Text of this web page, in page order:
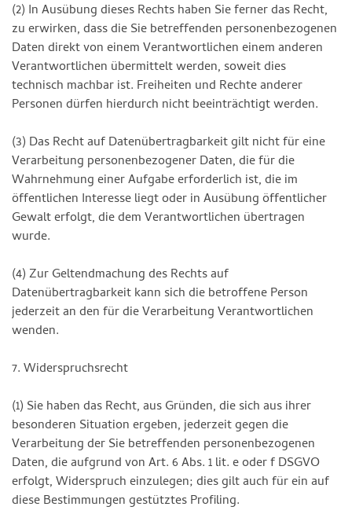
(2) In Ausübung dieses Rechts haben Sie ferner das Recht,
zu erwirken, dass die Sie betreffenden personenbezogenen
Daten direkt von einem Verantwortlichen einem anderen
Verantwortlichen übermittelt werden, soweit dies
technisch machbar ist. Freiheiten und Rechte anderer
Personen dürfen hierdurch nicht beeinträchtigt werden.
(3) Das Recht auf Datenübertragbarkeit gilt nicht für eine
Verarbeitung personenbezogener Daten, die für die
Wahrnehmung einer Aufgabe erforderlich ist, die im
öffentlichen Interesse liegt oder in Ausübung öffentlicher
Gewalt erfolgt, die dem Verantwortlichen übertragen
wurde.
(4) Zur Geltendmachung des Rechts auf
Datenübertragbarkeit kann sich die betroffene Person
jederzeit an den für die Verarbeitung Verantwortlichen
wenden.
7. Widerspruchsrecht
(1) Sie haben das Recht, aus Gründen, die sich aus ihrer
besonderen Situation ergeben, jederzeit gegen die
Verarbeitung der Sie betreffenden personenbezogenen
Daten, die aufgrund von Art. 6 Abs. 1 lit. e oder f DSGVO
erfolgt, Widerspruch einzulegen; dies gilt auch für ein auf
diese Bestimmungen gestütztes Profiling.